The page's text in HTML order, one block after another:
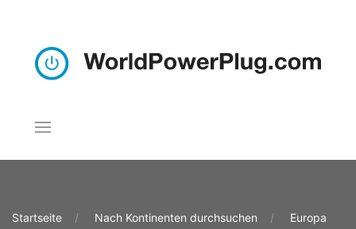
Startseite Nach Kontinenten durchsuchen
Europa